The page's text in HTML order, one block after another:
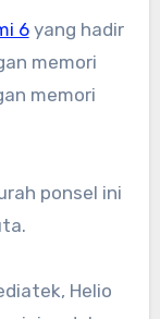
6yang hadir
memori
memori
ponsel ini
Helio